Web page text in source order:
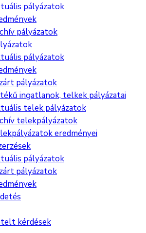
pályázatok
pályázatok
pályázatok
pályázatok
ingatlanok, telkek pályázatai
telek pályázatok
telekpályázatok
eredményei
pályázatok
pályázatok
kérdések